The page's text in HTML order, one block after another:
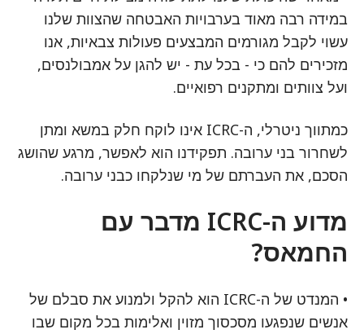
במידה רבה מאוד בערבויות האבטחה שהצוות שלנו
עשוי לקבל מגורמים המבצעים פעולות צבאיות, אנו
מזכירים להם כי - בכל עת - יש להגן על אמבולנסים,
ועל צוותים ומתקנים רפואיים.
כמתווך ניטרלי, ה-ICRC אינו לוקח חלק במשא ומתן
לשחרור בני ערובה. תפקידנו הוא לאפשר, מרגע שהושג
הסכם, את העברתם של מי שנלקחו כבני ערובה.
מדוע ה-ICRC מדבר עם
החמאס?
• המנדט של ה-ICRC הוא להקל ולמנוע את סבלם של
אנשים שנפגעו מסכסוך מזוין ואלימות בכל מקום שבו